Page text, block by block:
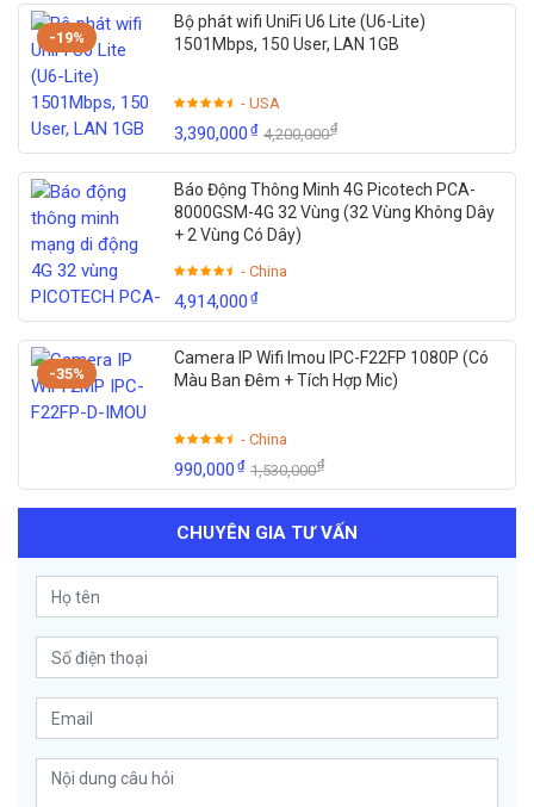
-19%
Bộ phát wifi UniFi U6 Lite (U6-Lite)
1501Mbps, 150 User, LAN 1GB
- USA
3,390,000₫ 4,200,000₫
Báo Động Thông Minh 4G Picotech PCA-
8000GSM-4G 32 Vùng (32 Vùng Không Dây
+ 2 Vùng Có Dây)
- China
4,914,000₫
-35%
Camera IP Wifi Imou IPC-F22FP 1080P (Có
Màu Ban Đêm + Tích Hợp Mic)
- China
990,000₫ 1,530,000₫
CHUYÊN GIA TƯ VẤN